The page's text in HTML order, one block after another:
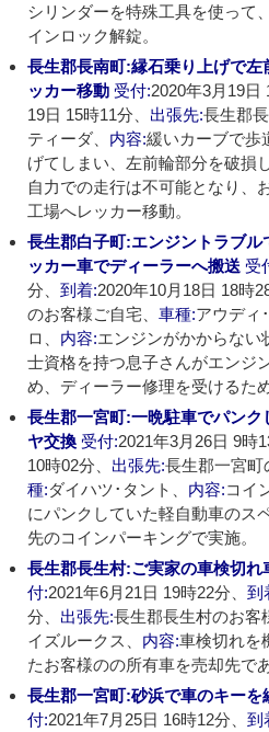
シリンダーを特殊工具を使って
インロック解錠。
長生郡長南町:縁石乗り上げで左
ッカー移動 受付:2020年3月19日
19日 15時11分、 出張先:長生郡
ティーダ、 内容:緩いカーブで歩
げてしまい、左前輪部分を破損
自力での走行は不可能となり、
工場へレッカー移動。
長生郡白子町:エンジントラブル
ッカー車でディーラーへ搬送 受
分、 到着:2020年10月18日 18時28
のお客様ご自宅、 車種:アウディ
ロ、 内容:エンジンがかからない
士資格を持つ息子さんがエンジ
め、ディーラー修理を受けるた
長生郡一宮町:一晩駐車でパンク
ヤ交換 受付:2021年3月26日 9時
10時02分、 出張先:長生郡一宮町
種:ダイハツ･タント、 内容:コイ
にパンクしていた軽自動車のス
先のコインパーキングで実施。
長生郡長生村:ご実家の車検切れ
付:2021年6月21日 19時22分、 到
分、 出張先:長生郡長生村のお客
イズルークス、 内容:車検切れを
たお客様のの所有車を売却先で
長生郡一宮町:砂浜で車のキーを
付:2021年7月25日 16時12分、 到